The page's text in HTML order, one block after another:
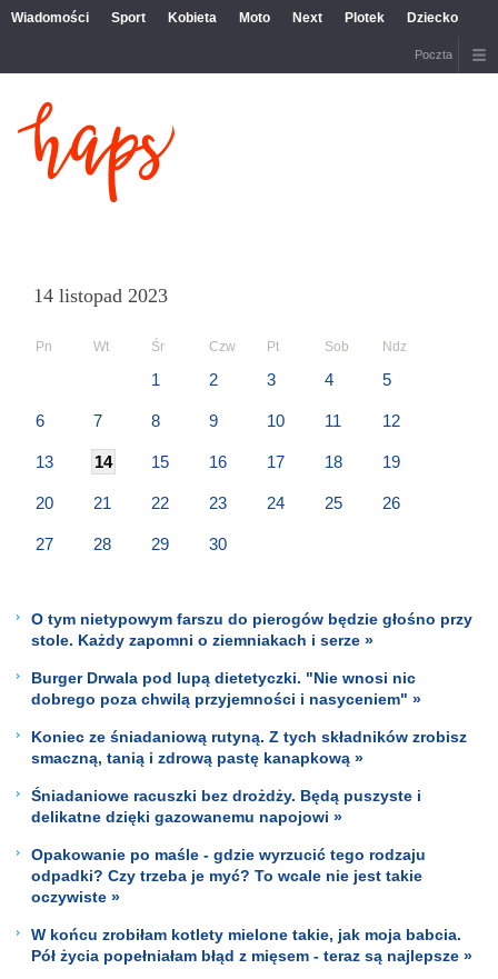
Wiadomości Sport Kobieta Moto Next Plotek Dziecko
Poczta
14 listopad 2023
Pn Wt Śr Czw Pt Sob Ndz
1 2 3 4 5
6 7 8 9 10 11 12
13 14 15 16 17 18 19
20 21 22 23 24 25 26
27 28 29 30
O tym nietypowym farszu do pierogów będzie głośno przy
stole. Każdy zapomni o ziemniakach i serze »
Burger Drwala pod lupą dietetyczki. "Nie wnosi nic
dobrego poza chwilą przyjemności i nasyceniem" »
Koniec ze śniadaniową rutyną. Z tych składników zrobisz
smaczną, tanią i zdrową pastę kanapkową »
Śniadaniowe racuszki bez drożdży. Będą puszyste i
delikatne dzięki gazowanemu napojowi »
Opakowanie po maśle - gdzie wyrzucić tego rodzaju
odpadki? Czy trzeba je myć? To wcale nie jest takie
oczywiste »
W końcu zrobiłam kotlety mielone takie, jak moja babcia.
Pół życia popełniałam błąd z mięsem - teraz są najlepsze »